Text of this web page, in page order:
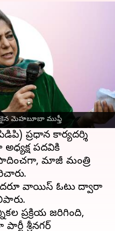
మెహబూబా ముఫ్తీ
చీఫ్‌గా మళ్లీ
ముఫ్తీ
02:06 pm
అధినేత్రి మెహబూబా
కాలానికి PDP
ఎన్నికయ్యారు.
ప్రధాన కార్యదర్శి
పదవికి
మాజీ మంత్రి
వాయిస్ ఓటు ద్వారా
ప్రక్రియ జరిగింది,
శ్రీనగర్